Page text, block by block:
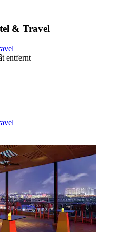
& Travel
entfernt